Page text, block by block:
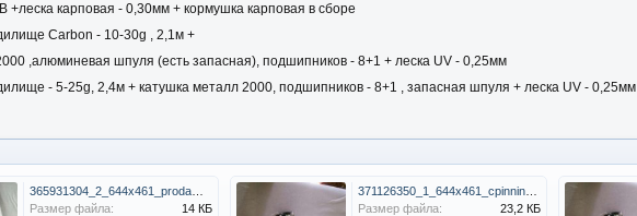
+леска карповая - 0,30мм + кормушка карповая в сборе
Carbon - 10-30g , 2,1м +
,алюминевая шпуля (есть запасная), подшипников - 8+1 + леска UV - 0,25мм
- 5-25g, 2,4м + катушка металл 2000, подшипников - 8+1 , запасная шпуля + леска UV - 0,25мм
365931304_2_644x461_prodam-karpovoe-udilische-3m-katushka-6ball-snast-fotografii_rev001.jpg
Размер файла:
14 КБ
371126350_1_644x461_cpinningovoe-udilische-5-25g-24m-katushka-8-1-podshypnikov-vinnitsa.jpg
Размер файла:
23,2 КБ